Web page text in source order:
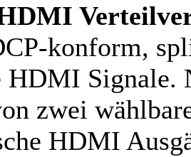
konform,
HDMI Signale.
zwei
HDMI